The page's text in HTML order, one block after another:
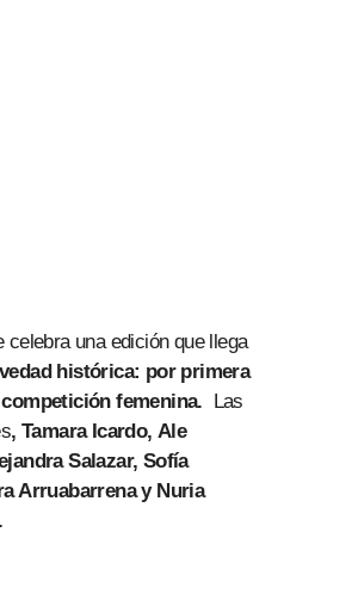
celebra una edición que llega
histórica: por primera
femenina. Las
, Tamara Icardo, Ale
Salazar, Sofía
Arruabarrena y Nuria